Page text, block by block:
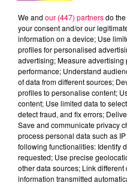
podcasts/2025/08/
We and our (447) partnersdo
your consent and/or our
information on a device; Use
profiles for personalised
advertising; Measure
performance; Understand
of data from different sources;
profiles to personalise content;
content; Use limited data to
detect fraud, and fix errors;
Save and communicate privacy
process personal data such as
following functionalities: Identify
requested; Use precise
other data sources; Link
information transmitted